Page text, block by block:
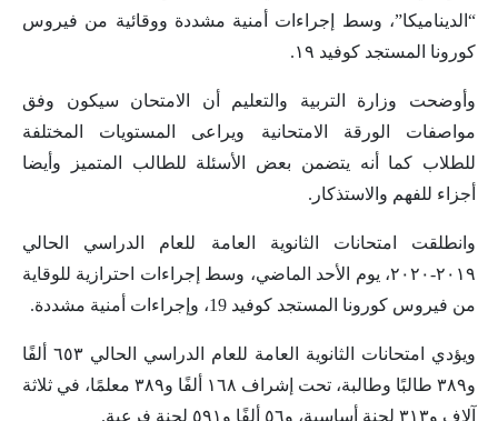
“الديناميكا”، وسط إجراءات أمنية مشددة ووقائية من فيروس
كورونا المستجد كوفيد ١٩.
وأوضحت وزارة التربية والتعليم أن الامتحان سيكون وفق
مواصفات الورقة الامتحانية ويراعى المستويات المختلفة
للطلاب كما أنه يتضمن بعض الأسئلة للطالب المتميز وأيضا
أجزاء للفهم والاستذكار.
وانطلقت امتحانات الثانوية العامة للعام الدراسي الحالي
٢٠١٩-٢٠٢٠، يوم الأحد الماضي، وسط إجراءات احترازية للوقاية
من فيروس كورونا المستجد كوفيد 19، وإجراءات أمنية مشددة.
ويؤدي امتحانات الثانوية العامة للعام الدراسي الحالي ٦٥٣ ألفًا
و٣٨٩ طالبًا وطالبة، تحت إشراف ١٦٨ ألفًا و٣٨٩ معلمًا، في ثلاثة
آلاف و٣١٣ لجنة أساسية، و٥٦ ألفًا و٥٩١ لجنة فرعية.